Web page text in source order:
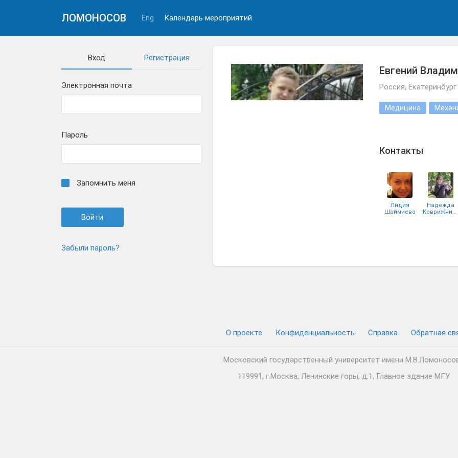
ЛОМОНОСОВ Eng Календарь мероприятий
Вход Регистрация
Электронная почта
Пароль
Запомнить меня
Забыли пароль?
Евгений
Россия, Екатеринбург
Медицина
Контакты
Лидия
Шаймиева
Надежда
Коврижникова
О проекте Конфиденциальность Cправка Обратная
Московский государственный университет имени
119991, г.Москва, Ленинские горы, д.1, Главное здание МГУ